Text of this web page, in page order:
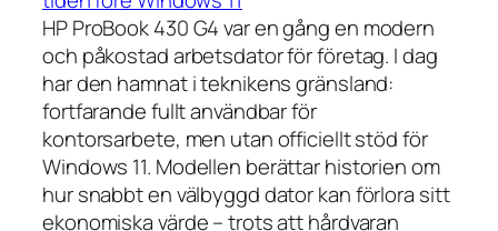
HP ProBook 430 G4 var en gång en modern
och påkostad arbetsdator för företag. I dag
har den hamnat i teknikens gränsland:
fortfarande fullt användbar för
kontorsarbete, men utan officiellt stöd för
Windows 11. Modellen berättar historien om
hur snabbt en välbyggd dator kan förlora sitt
ekonomiska värde – trots att hårdvaran